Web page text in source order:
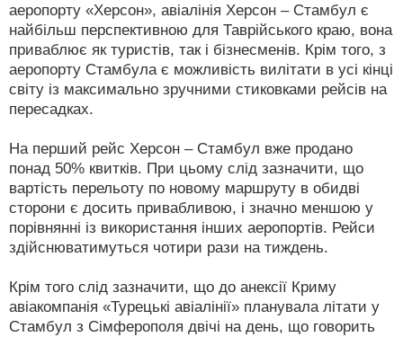
аеропорту «Херсон», авіалінія Херсон – Стамбул є
найбільш перспективною для Таврійського краю, вона
приваблює як туристів, так і бізнесменів. Крім того, з
аеропорту Стамбула є можливість вилітати в усі кінці
світу із максимально зручними стиковками рейсів на
пересадках.
На перший рейс Херсон – Стамбул вже продано
понад 50% квитків. При цьому слід зазначити, що
вартість перельоту по новому маршруту в обидві
сторони є досить привабливою, і значно меншою у
порівнянні із використання інших аеропортів. Рейси
здійснюватимуться чотири рази на тиждень.
Крім того слід зазначити, що до анексії Криму
авіакомпанія «Турецькі авіалінії» планувала літати у
Стамбул з Сімферополя двічі на день, що говорить